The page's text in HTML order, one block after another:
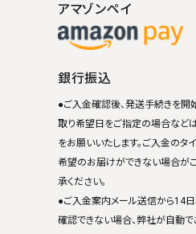
アマゾンペイ
銀行振込
●ご入金確認後、発送手続きを開
取り希望日をご指定の場合など
をお願いいたします。ご入金のタ
希望のお届けができない場合が
承ください。
●ご入金案内メール送信から14
確認できない場合、弊社が自動で